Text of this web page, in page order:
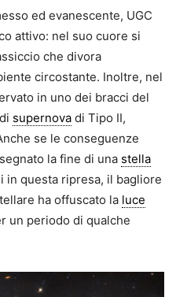
ed evanescente, UGC
attivo: nel suo cuore si
che divora
circostante. Inoltre, nel
in uno dei bracci del
supernova di Tipo II,
se le conseguenze
la fine di una stella
in questa ripresa, il bagliore
ha offuscato la luce
un periodo di qualche